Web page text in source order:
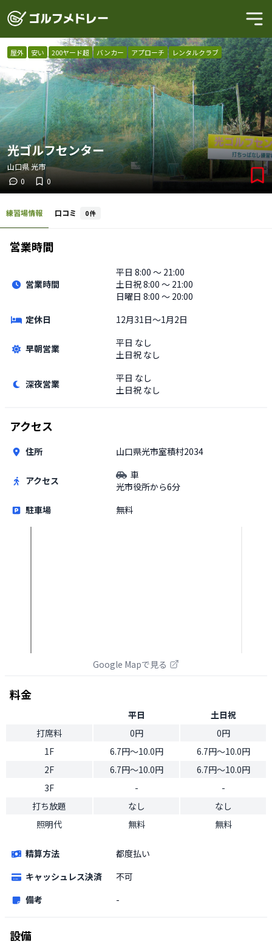
屋外 安い 200ヤード超 バンカー アプローチ レンタルクラブ
光ゴルフセンター
山口県光市
0
0
練習場情報 口コミ 0件
営業時間
営業時間
平日 8:00 〜 21:00
土日祝8:00 〜 21:00
日曜日 8:00 〜 20:00
定休日
12月31日～1月2日
早朝営業 平日 なし
土日祝 なし
深夜営業 平日 なし
土日祝 なし
アクセス
住所 山口県光市室積村2034
アクセス
車
光市役所から6分
駐車場
無料
Google Mapで見る
料金
平日
土日祝
打席料
0円
0円
1F
6.7円〜10.0円
6.7円〜10.0円
2F
6.7円〜10.0円
6.7円〜10.0円
3F
-
-
打ち放題
なし
なし
照明代
無料 無料
精算方法
都度払い
キャッシュレス決済
不可
備考
-
設備